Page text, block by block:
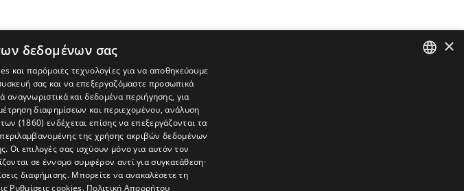
×
δεδομένων σας
και παρόμοιες τεχνολογίες για να αποθηκεύουμε
σας και να επεξεργαζόμαστε προσωπικά
και δεδομένα περιήγησης, για
διαφημίσεων και περιεχομένου, ανάλυση
(1860) ενδέχεται επίσης να επεξεργάζονται τα
της χρήσης ακριβών δεδομένων
Οι επιλογές σας ισχύουν μόνο για αυτόν τον
σε έννομο συμφέρον αντί για συγκατάθεση·
διαφήμισης. Μπορείτε να ανακαλέσετε τη
Ρυθμίσεις cookies. Πολιτική Απορρήτου